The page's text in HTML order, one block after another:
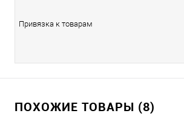
Привязка к товарам
ПОХОЖИЕ ТОВАРЫ (8)